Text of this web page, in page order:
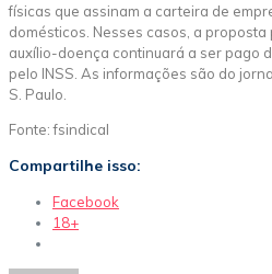
físicas que assinam a carteira de
domésticos. Nesses casos, a proposta
auxílio-doença continuará a ser pago
pelo INSS. As informações são do
S. Paulo.
Fonte: fsindical
Compartilhe isso:
Facebook
18+